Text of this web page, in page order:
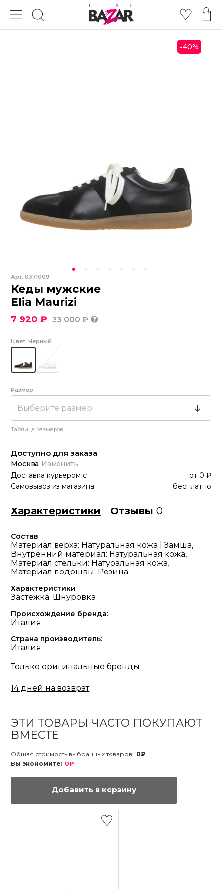
-40%
Арт.0371009
Кеды мужские
Elia Maurizi
7 920 ₽ 33 000 ₽
Цвет: Черный
Размер:
Выберите размер
Таблица размеров
Доступно для заказа
Москва Изменить
Доставка курьером с от 0 ₽
Самовывоз из магазина
бесплатно
Характеристики Отзывы0
Состав
Материал верха: Натуральная кожа | Замша,
Внутренний материал: Натуральная кожа,
Материал стельки: Натуральная кожа,
Материал подошвы: Резина
Характеристики
Застежка: Шнуровка
Происхождение бренда:
Италия
Страна производитель:
Италия
Только оригинальные бренды
14 дней на возврат
ЭТИ ТОВАРЫ ЧАСТО ПОКУПАЮТ
ВМЕСТЕ
Общая стоимость выбранных товаров: 0₽
Вы экономите: 0₽
Добавить в корзину